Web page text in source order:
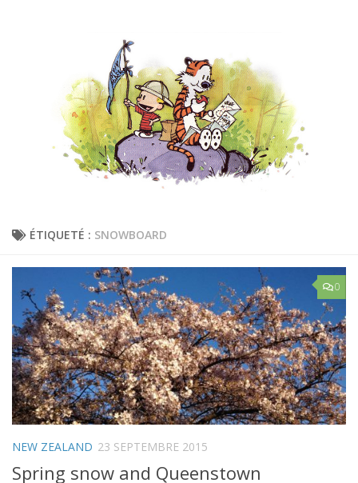
ÉTIQUETÉ : SNOWBOARD
0
NEW ZEALAND 23 SEPTEMBRE 2015
Spring snow and Queenstown